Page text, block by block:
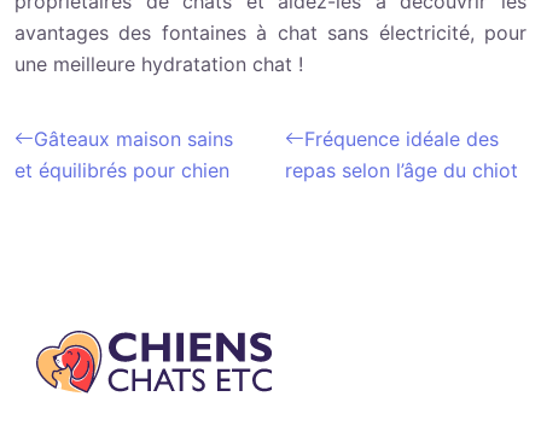
avantages des fontaines à chat sans électricité, pour
une meilleure hydratation chat !
Gâteaux maison sains
et équilibrés pour chien
Fréquence idéale des
repas selon l’âge du chiot